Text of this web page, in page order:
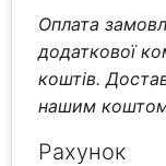
Оплата
додаткової
коштів.
нашим
Рахунок